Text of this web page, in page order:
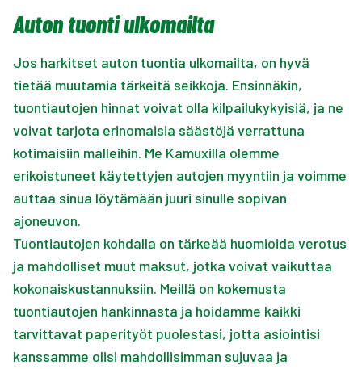
Auton tuonti ulkomailta
Jos harkitset auton tuontia ulkomailta, on hyvä
tietää muutamia tärkeitä seikkoja. Ensinnäkin,
tuontiautojen hinnat voivat olla kilpailukykyisiä, ja ne
voivat tarjota erinomaisia säästöjä verrattuna
kotimaisiin malleihin. Me Kamuxilla olemme
erikoistuneet käytettyjen autojen myyntiin ja voimme
auttaa sinua löytämään juuri sinulle sopivan
ajoneuvon.
Tuontiautojen kohdalla on tärkeää huomioida verotus
ja mahdolliset muut maksut, jotka voivat vaikuttaa
kokonaiskustannuksiin. Meillä on kokemusta
tuontiautojen hankinnasta ja hoidamme kaikki
tarvittavat paperityöt puolestasi, jotta asiointisi
kanssamme olisi mahdollisimman sujuvaa ja